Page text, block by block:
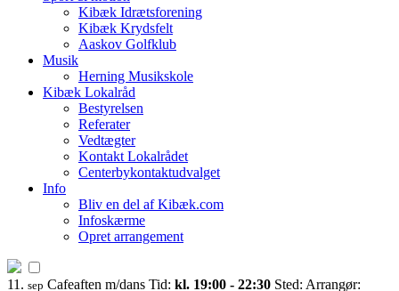
Kibæk Idrætsforening
Kibæk Krydsfelt
Aaskov Golfklub
Musik
Herning Musikskole
Kibæk Lokalråd
Bestyrelsen
Referater
Vedtægter
Kontakt Lokalrådet
Centerbykontaktudvalget
Info
Bliv en del af Kibæk.com
Infoskærme
Opret arrangement
11. sep Cafeaften m/dans Tid: kl. 19:00 - 22:30 Sted: Arrangør: